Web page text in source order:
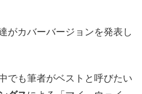
がカバーバージョンを発表し
でも筆者がベストと呼びたい